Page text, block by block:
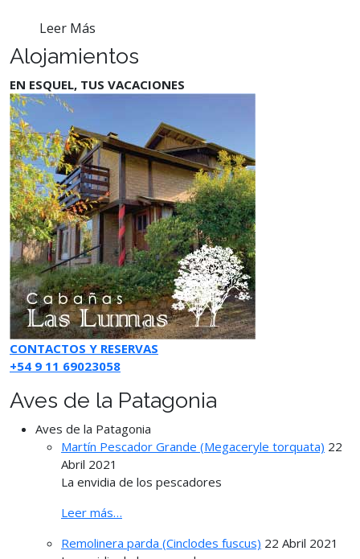
Leer Más
Alojamientos
EN ESQUEL, TUS VACACIONES
CONTACTOS Y RESERVAS
+54 9 11 69023058
Aves de la Patagonia
Aves de la Patagonia
Martín Pescador Grande (Megaceryle torquata) 22
Abril 2021
La envidia de los pescadores
Leer más…
Remolinera parda (Cinclodes fuscus) 22 Abril 2021